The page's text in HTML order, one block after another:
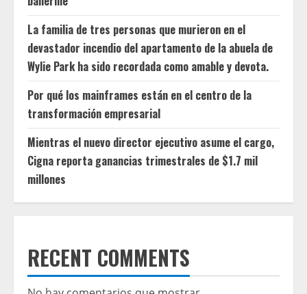
La familia de tres personas que murieron en el
devastador incendio del apartamento de la abuela de
Wylie Park ha sido recordada como amable y devota.
Por qué los mainframes están en el centro de la
transformación empresarial
Mientras el nuevo director ejecutivo asume el cargo,
Cigna reporta ganancias trimestrales de $1.7 mil
millones
RECENT COMMENTS